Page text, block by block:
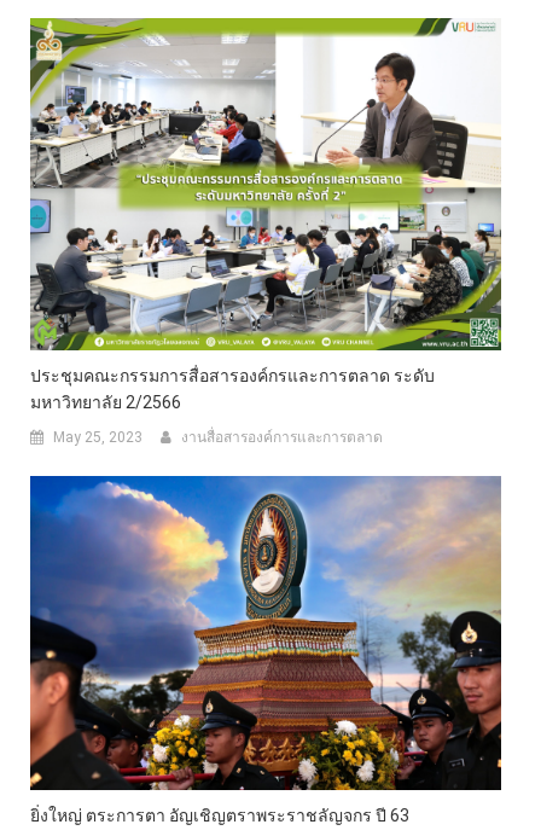
ประชุมคณะกรรมการสื่อสารองค์กรและการตลาด ระดับ
มหาวิทยาลัย 2/2566
May 25, 2023 งานสื่อสารองค์การและการตลาด
ยิ่งใหญ่ ตระการตา อัญเชิญตราพระราชลัญจกร ปี 63